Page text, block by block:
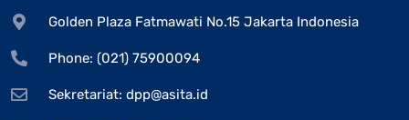
Golden Plaza Fatmawati No.15 Jakarta Indonesia
Phone: (021) 75900094
Sekretariat: dpp@asita.id